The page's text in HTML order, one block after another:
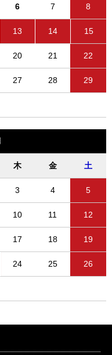
6 7 8
13 14 15
20 21 22
27 28 29
木 金 土
3 4 5
10 11 12
17 18 19
24 25 26